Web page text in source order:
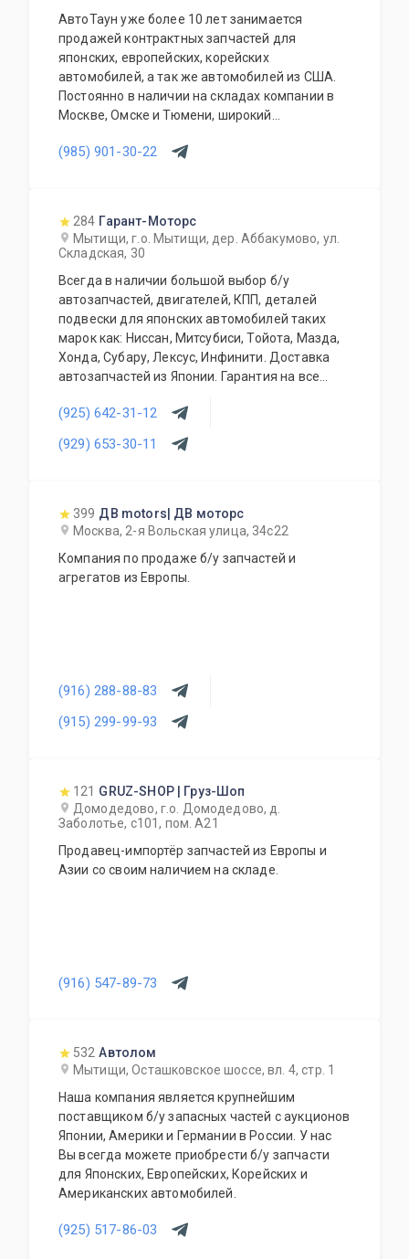
АвтоТаун уже более 10 лет занимается
продажей контрактных запчастей для
японских, европейских, корейских
автомобилей, а так же автомобилей из США.
Постоянно в наличии на складах компании в
Москве, Омске и Тюмени, широкий
более 150000 наименований. Все запчасти,
(985) 901-30-22
284 Гарант-Моторс
Мытищи, г.о. Мытищи, дер. Аббакумово, ул.
Складская, 30
Всегда в наличии большой выбор б/у
автозапчастей, двигателей, КПП, деталей
подвески для японских автомобилей таких
марок как: Ниссан, Митсубиси, Тойота, Мазда,
Хонда, Субару, Лексус, Инфинити. Доставка
автозапчастей из Японии. Гарантия на все
(925) 642-31-12
(929) 653-30-11
399 ДВ motors| ДВ моторс
Москва, 2-я Вольская улица, 34с22
Компания по продаже б/у запчастей и
агрегатов из Европы.
(916) 288-88-83
(915) 299-99-93
121 GRUZ-SHOP | Груз-Шоп
Домодедово, г.о. Домодедово, д.
Заболотье, с101, пом. А21
Продавец-импортёр запчастей из Европы и
Азии со своим наличием на складе.
(916) 547-89-73
532 Автолом
Мытищи, Осташковское шоссе, вл. 4, стр. 1
Наша компания является крупнейшим
поставщиком б/у запасных частей с аукционов
Японии, Америки и Германии в России. У нас
Вы всегда можете приобрести б/у запчасти
для Японских, Европейских, Корейских и
Американских автомобилей.
(925) 517-86-03